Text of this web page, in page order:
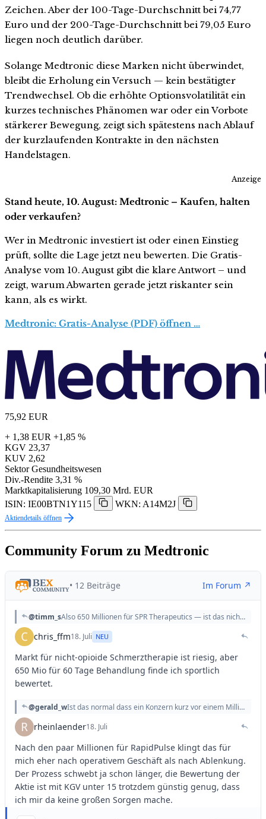
Zeichen. Aber der 100-Tage-Durchschnitt bei 74,77
Euro und der 200-Tage-Durchschnitt bei 79,05 Euro
liegen noch deutlich darüber.
Solange Medtronic diese Marken nicht überwindet,
bleibt die Erholung ein Versuch — kein bestätigter
Trendwechsel. Ob die erhöhte Optionsvolatilität ein
kurzes technisches Phänomen war oder ein Vorbote
stärkerer Bewegung, zeigt sich spätestens nach Ablauf
der kurzlaufenden Kontrakte in den nächsten
Handelstagen.
Anzeige
Stand heute, 10. August: Medtronic – Kaufen, halten
oder verkaufen?
Wer in Medtronic investiert ist oder einen Einstieg
prüft, sollte die Lage jetzt neu bewerten. Die Gratis-
Analyse vom 10. August gibt die klare Antwort – und
zeigt, warum Abwarten gerade jetzt riskanter sein
kann, als es wirkt.
Medtronic: Gratis-Analyse (PDF) öffnen …
75,92 EUR
+ 1,38 EUR +1,85 %
KGV 23,37
KUV 2,62
Sektor Gesundheitswesen
Div.-Rendite 3,31 %
Marktkapitalisierung 109,30 Mrd. EUR
ISIN: IE00BTN1Y115
WKN: A14M2J
Aktiendetails öffnen
Community Forum zu Medtronic